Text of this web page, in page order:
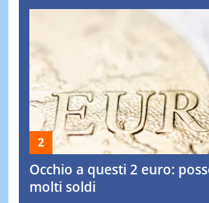
Occhio a questi 2 euro:
molti soldi